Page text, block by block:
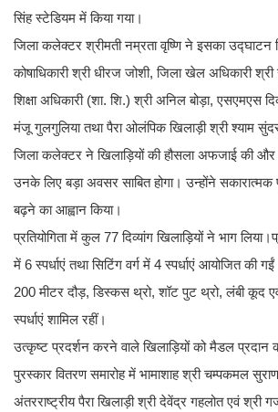
सिंह स्टेडियम में किया गया।
जिला कलेक्टर श्रीमती नम्रता वृष्णि ने इसका
कोषाधिकारी श्री धीरज जोशी, जिला खेल अधिकारी
शिक्षा अधिकारी (शा. शि.) श्री अनिल बोड़ा, एसएमएस
मंजू गुलगुलिया तथा पैरा ओलंपिक खिलाड़ी श्री श्याम
जिला कलेक्टर ने खिलाड़ियों की हौसला अफजाई की और
उनके लिए बड़ा अवसर साबित होगा। उन्होंने सकारात्मक
बढ़ने का आह्वान किया।
प्रतियोगिता में कुल 77 दिव्यांग खिलाड़ियों ने भाग
में 6 स्पर्धाएं तथा सिटिंग वर्ग में 4 स्पर्धाएं आयोजित की
200 मीटर दौड़, डिस्कस थ्रो, शॉट पुट थ्रो, लंबी कूद
स्पर्धाएं शामिल रहीं।
उत्कृष्ट प्रदर्शन करने वाले खिलाड़ियों को मैडल प्रदान
पुरस्कार वितरण समारोह में भामाशाह श्री चम्पकमल
अंतरराष्ट्रीय पैरा खिलाड़ी श्री देवेंद्र गहलोत एवं श्री